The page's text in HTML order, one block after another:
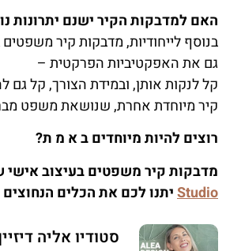
האם למדבקות הקיר ישנם יתרונות
בנוסף לייחודיות, מדבקות קיר
גם את האפקטיביות הפרקטית –
קל לנקות אותן, ובמידת הצורך, קל גם
קיר מיוחדת אחרת, שנושאת משפט
רוצים להיות מיוחדים ב א מ ת?
מדבקות קיר משפטים בעיצוב אישי
Studioיתנו לכם את הכלים
סטודיו אליה